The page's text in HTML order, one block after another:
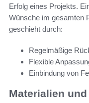
Erfolg eines Projekts.
Wünsche im gesamten
geschieht durch:
Regelmäßige
Flexible
Einbindung von
Materialien